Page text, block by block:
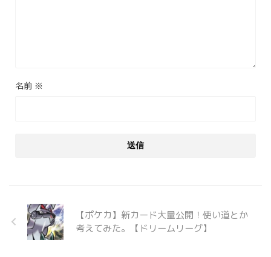
名前 ※
【ポケカ】新カード大量公開！使い道とか
考えてみた。【ドリームリーグ】